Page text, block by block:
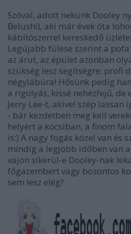
Szóval, adott nekünk Dooley
Belushi), aki már évek óta
kábítószerrel kereskedő
Legújabb fülese szerint a
az árut, az épület azonban
szükség lesz segítségre: profi
négylábúra! Hősünk pedig
a rigolyás, kissé nehézfejű, de
Jerry Lee-t, akivel szép lassan
- bár kezdetben meg kell
helyért a kocsiban, a finom
is:) A nagy fogás közel van és
mindig a legjobb időben van
vajon sikerül-e Dooley-nak
főgazembert vagy bozontos
sem lesz elég?